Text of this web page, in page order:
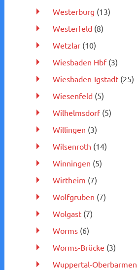
Westerburg (13)
Westerfeld(8)
Wetzlar(10)
Wiesbaden Hbf(3)
Wiesbaden-Igstadt(25)
Wiesenfeld(5)
Wilhelmsdorf(5)
Willingen (3)
Wilsenroth (14)
Winningen (5)
Wirtheim (7)
Wolfgruben (7)
Wolgast(7)
Worms(6)
Worms-Brücke (3)
Wuppertal-Oberbarmen